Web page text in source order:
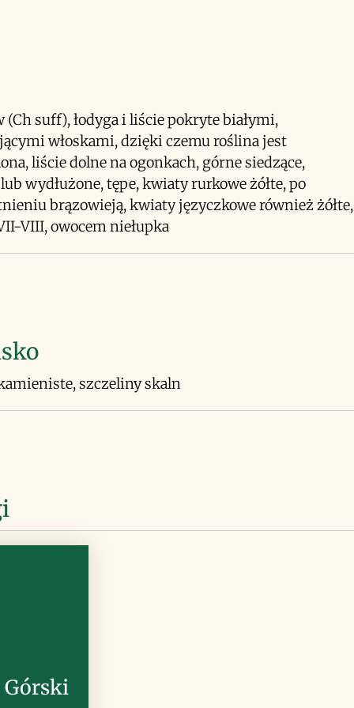
(Ch suff), łodyga i liście pokryte białymi,
włoskami, dzięki czemu roślina jest
liście dolne na ogonkach, górne siedzące,
wydłużone, tępe, kwiaty rurkowe żółte, po
brązowieją, kwiaty języczkowe również żółte,
VIII, owocem niełupka
szczeliny skaln